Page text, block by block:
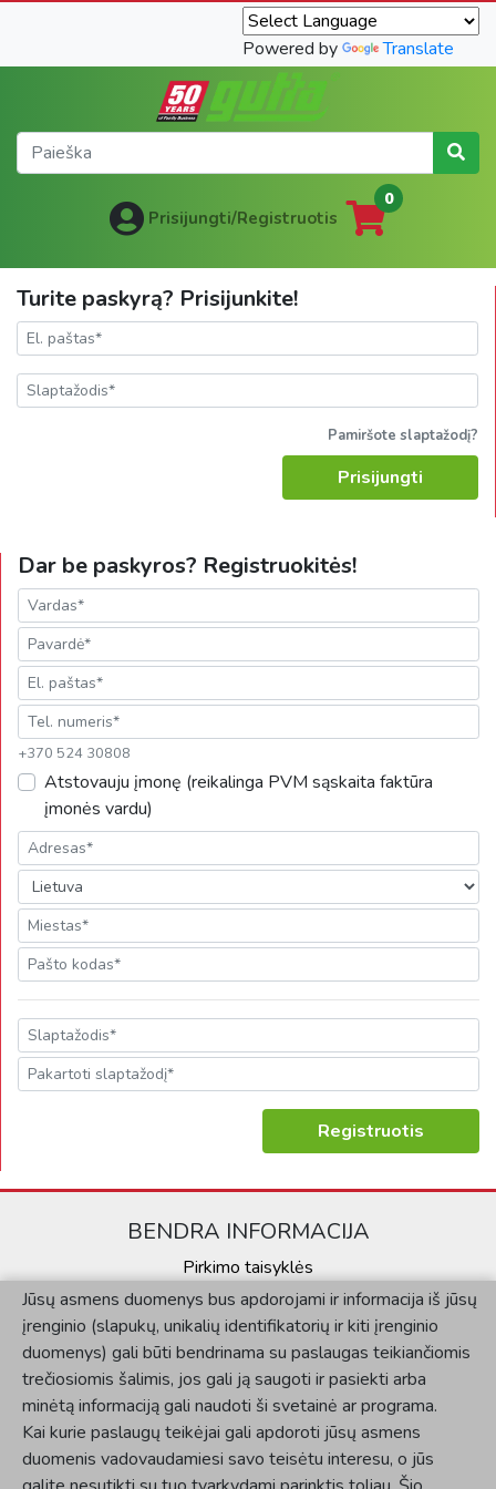
Powered by Translate
Prisijungti/Registruotis
0
Turite paskyrą? Prisijunkite!
Pamiršote slaptažodį?
Prisijungti
Dar be paskyros? Registruokitės!
+370 524 30808
Atstovauju įmonę (reikalinga PVM sąskaita faktūra
įmonės vardu)
Registruotis
BENDRA INFORMACIJA
Pirkimo taisyklės
Kontaktai
Privatumo politika
KLIENTAMS
Mano paskyra
Užsakymų istorija
SOCIALINĖ SKLAIDA
Jūsų asmens duomenys bus apdorojami ir informacija iš jūsų
įrenginio (slapukų, unikalių identifikatorių ir kiti įrenginio
duomenys) gali būti bendrinama su paslaugas teikiančiomis
trečiosiomis šalimis, jos gali ją saugoti ir pasiekti arba
minėtą informaciją gali naudoti ši svetainė ar programa.
Kai kurie paslaugų teikėjai gali apdoroti jūsų asmens
duomenis vadovaudamiesi savo teisėtu interesu, o jūs
galite nesutikti su tuo tvarkydami parinktis toliau. Šio